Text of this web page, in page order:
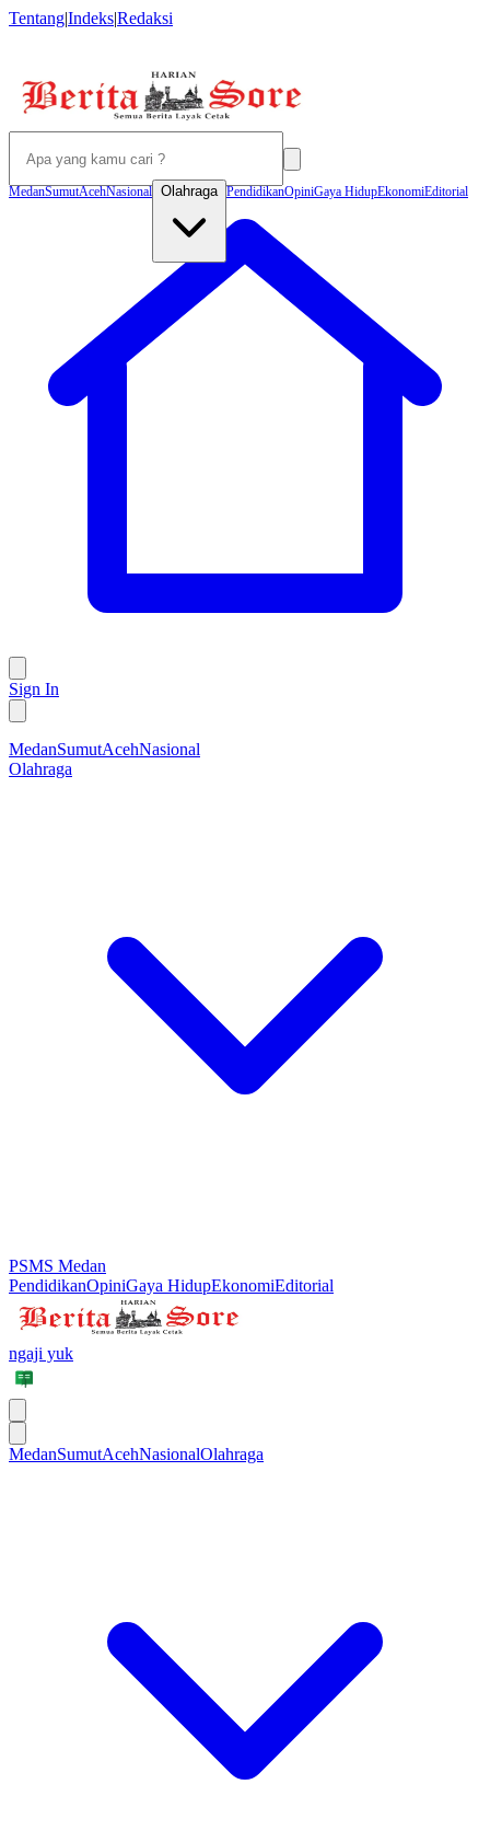
Tentang|Indeks|Redaksi
MedanSumutAcehNasional Olahraga PendidikanOpiniGaya HidupEkonomiEditorial
Sign In
MedanSumutAcehNasional
Olahraga
PSMS Medan
PendidikanOpiniGaya HidupEkonomiEditorial
ngaji yuk
MedanSumutAcehNasionalOlahraga